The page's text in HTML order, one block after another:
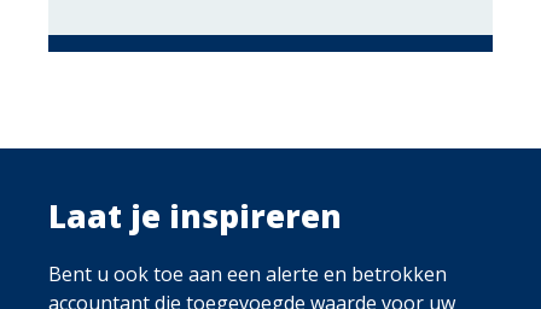
Laat je inspireren
Bent u ook toe aan een alerte en betrokken
accountant die toegevoegde waarde voor uw